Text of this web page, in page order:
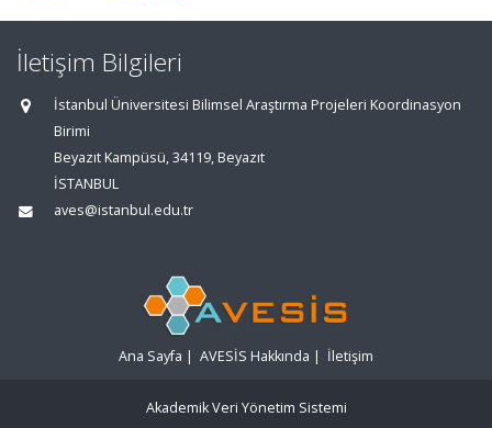
İletişim Bilgileri
İstanbul Üniversitesi Bilimsel Araştırma Projeleri Koordinasyon
Birimi
Beyazıt Kampüsü, 34119, Beyazıt
İSTANBUL
aves@istanbul.edu.tr
Ana Sayfa | AVESİS Hakkında | İletişim
Akademik Veri Yönetim Sistemi